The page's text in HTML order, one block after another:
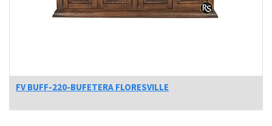
FV BUFF-220-BUFETERA FLORESVILLE